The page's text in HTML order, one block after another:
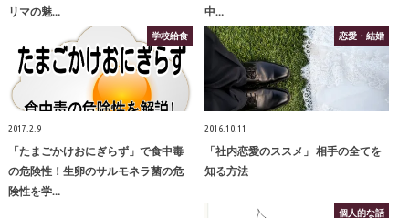
リマの魅…
中…
学校給食
2017.2.9
「たまごかけおにぎらず」で食中毒
の危険性！生卵のサルモネラ菌の危
険性を学…
恋愛・結婚
2016.10.11
「社内恋愛のススメ」 相手の全てを
知る方法
個人的な話